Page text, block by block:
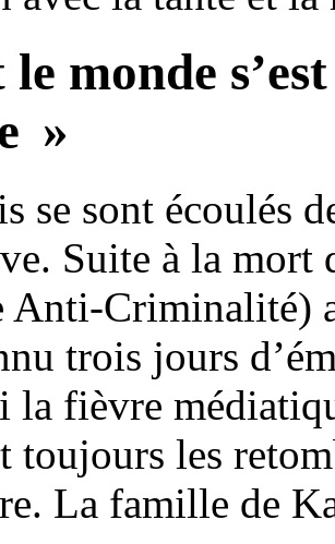
monde
»
se sont écoulés
Suite à la mort
Anti-Criminalité)
trois jours
la fièvre
toujours les
La famille de